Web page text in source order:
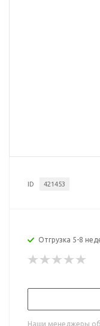
ID 421453
Отгрузка 5-8
Наши менеджеры